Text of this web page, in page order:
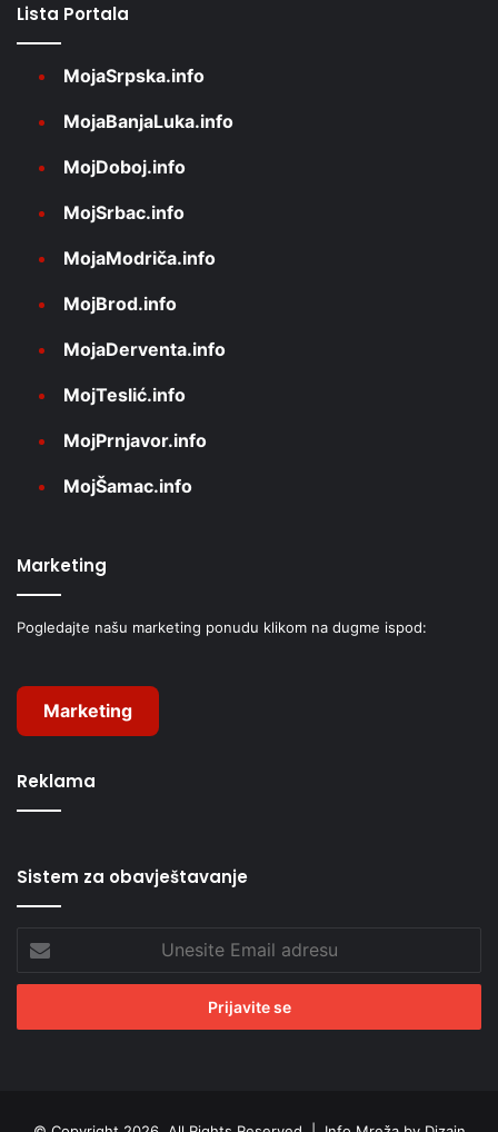
Lista Portala
MojaSrpska.info
MojaBanjaLuka.info
MojDoboj.info
MojSrbac.info
MojaModriča.info
MojBrod.info
MojaDerventa.info
MojTeslić.info
MojPrnjavor.info
MojŠamac.info
Marketing
Pogledajte našu marketing ponudu klikom na dugme ispod:
Marketing
Reklama
Sistem za obavještavanje
Email
adresu